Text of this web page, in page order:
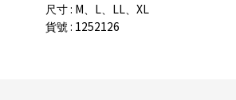
尺寸 : M、 L、 LL、 XL
貨號 : 1252126